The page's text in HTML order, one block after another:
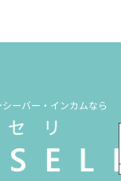
ーバー・インカムなら